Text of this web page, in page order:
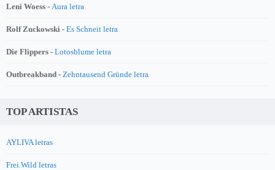
Leni Woess - Aura letra
Rolf Zuckowski - Es Schneit letra
Die Flippers - Lotosblume letra
Outbreakband - Zehntausend Gründe letra
TOP ARTISTAS
AYLIVA letras
Frei.Wild letras